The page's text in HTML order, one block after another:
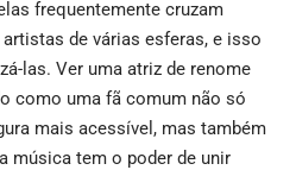
frequentemente cruzam
de várias esferas, e isso
las. Ver uma atriz de renome
como uma fã comum não só
mais acessível, mas também
música tem o poder de unir